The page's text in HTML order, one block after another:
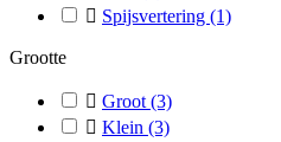
 Spijsvertering (1)
Grootte
 Groot (3)
 Klein (3)